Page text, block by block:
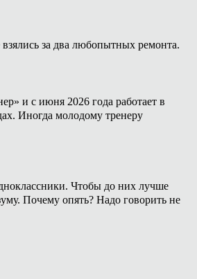
за два любопытных ремонта.
и с июня 2026 года работает в
Иногда молодому тренеру
Чтобы до них лучше
Почему опять? Надо говорить не